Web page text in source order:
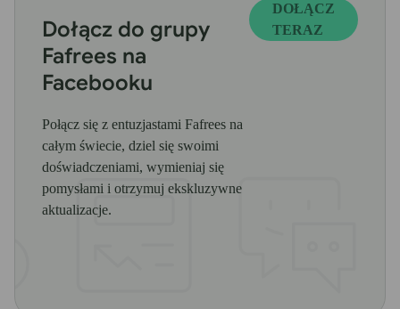
Dołącz do grupy
Fafrees na
Facebooku
Połącz się z entuzjastami Fafrees na
całym świecie, dziel się swoimi
doświadczeniami, wymieniaj się
pomysłami i otrzymuj ekskluzywne
aktualizacje.
DOŁĄCZ
TERAZ